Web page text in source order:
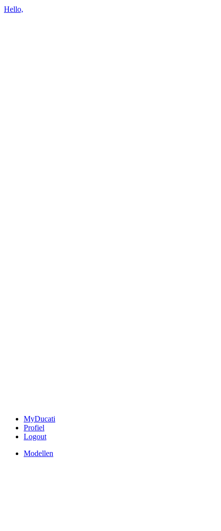
Hello,
MyDucati
Profiel
Logout
Modellen